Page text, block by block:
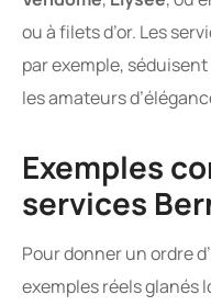
ou à filets d’or. Les
par exemple,
les amateurs
Exemples
services
Pour donner un ordre
exemples réels glanés